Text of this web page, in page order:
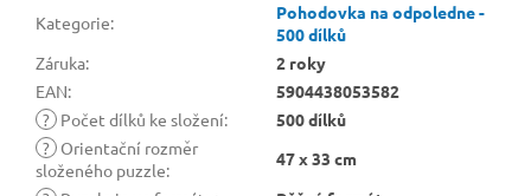
Kategorie:
Pohodovka na odpoledne -
500 dílků
Záruka:
2 roky
EAN:
5904438053582
? Počet dílků ke složení:
500 dílků
? Orientační rozměr
složeného puzzle:
47 x 33 cm